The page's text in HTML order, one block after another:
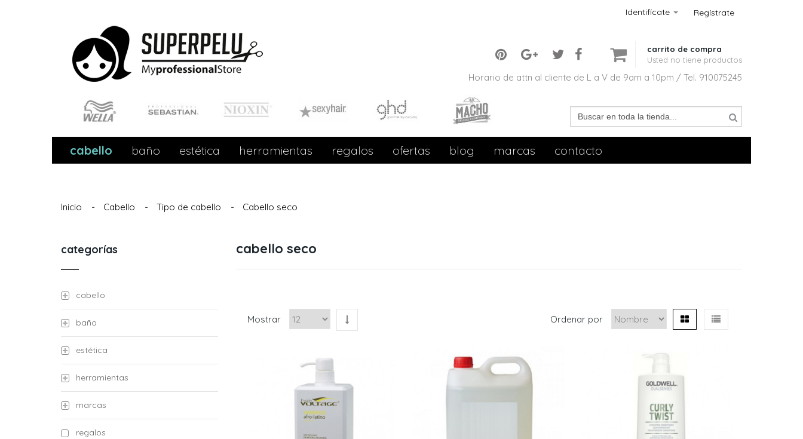
Regístrate
Identifícate
carrito de compra
Usted no tiene productos
Horario de attn al cliente de L a V de 9am a 10pm / Tel. 910075245
cabello baño estética herramientas regalos ofertas blog marcas contacto
Inicio - Cabello - Tipo de cabello - Cabello seco
categorías
cabello
baño
estética
herramientas
marcas
regalos
cabello seco
Mostrar Ordenar por